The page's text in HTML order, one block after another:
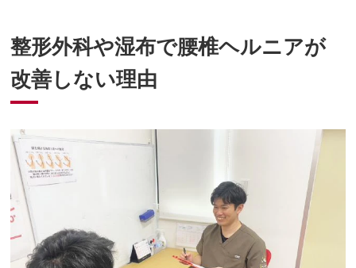
整形外科や湿布で腰椎ヘルニアが
改善しない理由